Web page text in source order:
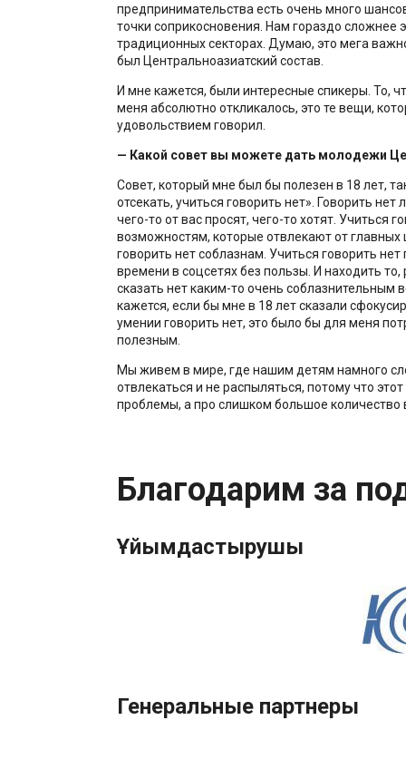
предпринимательства есть очень много
точки соприкосновения. Нам гораздо сложнее
традиционных секторах. Думаю, это мега
был Центральноазиатский состав.
И мне кажется, были интересные спикеры. То,
меня абсолютно откликалось, это те вещи,
удовольствием говорил.
— Какой совет вы можете дать молодежи
Совет, который мне был бы полезен в 18 лет,
отсекать, учиться говорить нет». Говорить
чего-то от вас просят, чего-то хотят. Учиться
возможностям, которые отвлекают от главных
говорить нет соблазнам. Учиться говорить
времени в соцсетях без пользы. И находить
сказать нет каким-то очень соблазнительным
кажется, если бы мне в 18 лет сказали
умении говорить нет, это было бы для меня
полезным.
Мы живем в мире, где нашим детям намного
отвлекаться и не распыляться, потому что
проблемы, а про слишком большое количество
Благодарим за
Ұйымдастырушы
Генеральные партнеры